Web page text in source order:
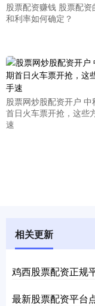
股票配资赚钱 股票配资
和利率如何确定？
股票网炒股配资开户 中
首日火车票开抢，这些
速
相关更新
鸡西股票配资正规
最新股票配资平台